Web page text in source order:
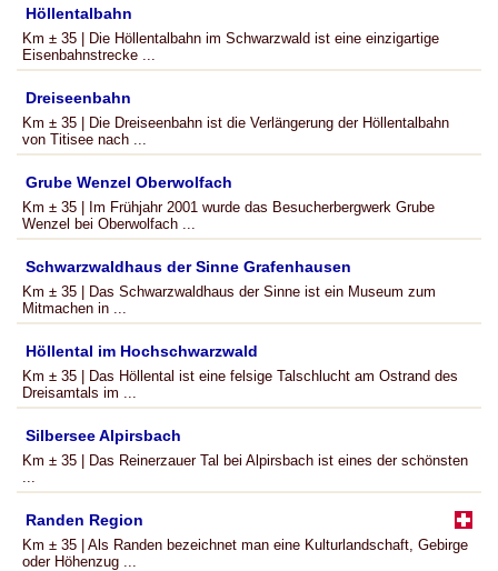
Höllentalbahn
Km ± 35 | Die Höllentalbahn im Schwarzwald ist eine einzigartige
Eisenbahnstrecke ...
Dreiseenbahn
Km ± 35 | Die Dreiseenbahn ist die Verlängerung der Höllentalbahn
von Titisee nach ...
Grube Wenzel Oberwolfach
Km ± 35 | Im Frühjahr 2001 wurde das Besucherbergwerk Grube
Wenzel bei Oberwolfach ...
Schwarzwaldhaus der Sinne Grafenhausen
Km ± 35 | Das Schwarzwaldhaus der Sinne ist ein Museum zum
Mitmachen in ...
Höllental im Hochschwarzwald
Km ± 35 | Das Höllental ist eine felsige Talschlucht am Ostrand des
Dreisamtals im ...
Silbersee Alpirsbach
Km ± 35 | Das Reinerzauer Tal bei Alpirsbach ist eines der schönsten
...
Randen Region
Km ± 35 | Als Randen bezeichnet man eine Kulturlandschaft, Gebirge
oder Höhenzug ...